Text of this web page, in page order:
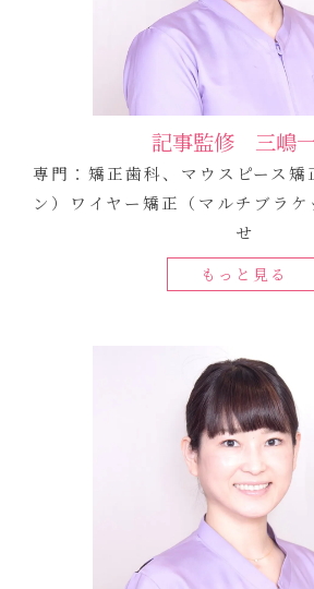
記事監修 三嶋
専門：矯正歯科、マウスピース矯
ン）ワイヤー矯正（マルチブラ
せ
もっと見る